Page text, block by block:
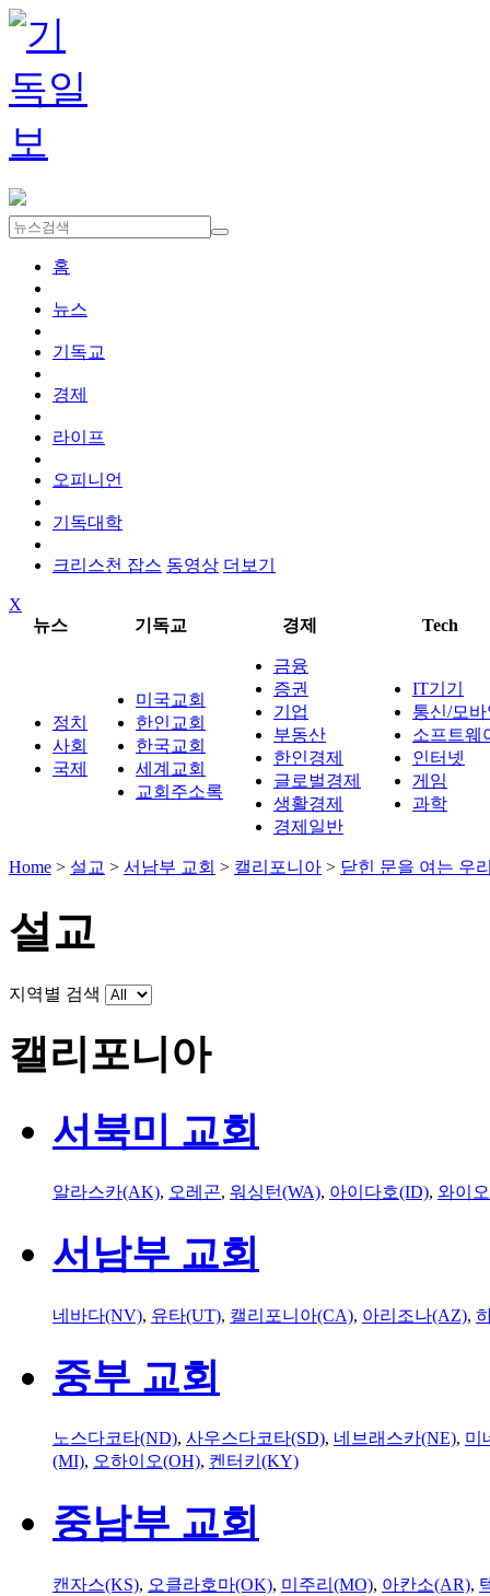
홈
뉴스
기독교
경제
라이프
오피니언
기독대학
크리스천 잡스 동영상 더보기
X
뉴스
기독교 경제 Tech
정치
사회
국제
미국교회
한인교회
한국교회
세계교회
교회주소록
금융
증권
기업
부동산
한인경제
글로벌경제
생활경제
경제일반
IT기기
통신/모
소프트웨
인터넷
게임
과학
Home > 설교 > 서남부 교회 > 캘리포니아 > 닫힌 문을 여는 우
설교
지역별 검색
캘리포니아
서북미 교회
알라스카(AK), 오레곤, 워싱턴(WA), 아이다호(ID), 와이
서남부 교회
네바다(NV), 유타(UT), 캘리포니아(CA), 아리조나(AZ),
중부 교회
노스다코타(ND), 사우스다코타(SD), 네브래스카(NE), 미
(MI), 오하이오(OH), 켄터키(KY)
중남부 교회
캔자스(KS), 오클라호마(OK), 미주리(MO), 아칸소(AR),